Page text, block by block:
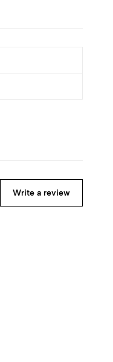
Write a review